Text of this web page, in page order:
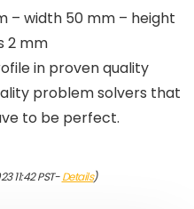
– width 50 mm – height
2 mm
in proven quality
problem solvers that
to be perfect.
11:42 PST-Details)